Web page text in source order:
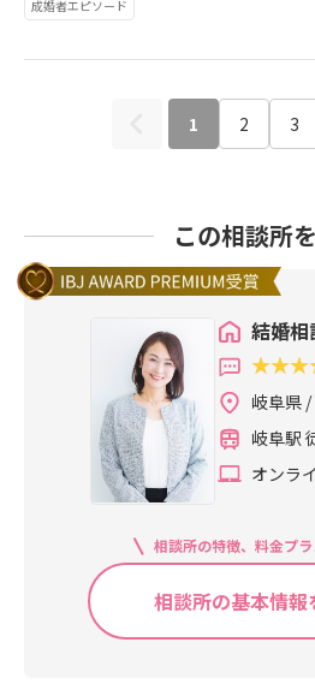
**********〒
茜部菱野
婚者様の
t.jp/voice
心のアッ
hmakingア
1人のお問
してお返事
お電話での
重）※新型
ンラインで
岐阜の婚活
hmakingア
い地域に密
岐阜県岐阜
gアーネク
ailinfo@a-
w.a-
成婚者エピソード
1 2 3
この相談所
結婚相
岐阜県
岐阜駅
オンラ
相談所の特徴、料金プ
相談所の基本情報